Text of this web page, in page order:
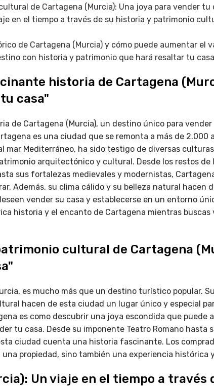
de Cartagena (Murcia): Una joya para vender tu
en el tiempo a través de su historia y patrimonio
de Cartagena (Murcia) y cómo puede aumentar el
con historia y patrimonio que hará resaltar tu
historia de Cartagena
casa"
de Cartagena (Murcia), un destino único para
es una ciudad que se remonta a más de 2.000
mar Mediterráneo, ha sido testigo de diversas
arquitectónico y cultural. Desde los restos de
sus fortalezas medievales y modernistas,
Además, su clima cálido y su belleza natural hacen
vender su casa y establecerse en un entorno
historia y el encanto de Cartagena mientras buscas
cultural de Cartagena
es mucho más que un destino turístico popular.
hacen de esta ciudad un lugar único y especial
es como descubrir una joya escondida que puede
tu casa. Desde su imponente Teatro Romano hasta
ciudad cuenta una historia fascinante. Los
propiedad, sino también una experiencia histórica
Un viaje en el tiempo a través